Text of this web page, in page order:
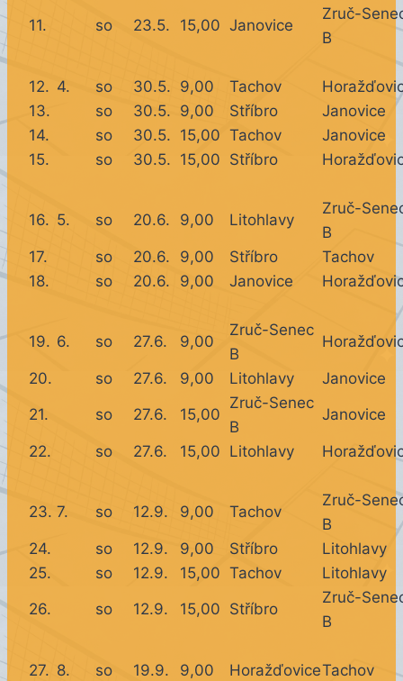
11.
so 23.5. 15,00 Janovice
Zruč-
B
12. 4. so 30.5. 9,00 Tachov
13.
so 30.5. 9,00 Stříbro
Janovice
14.
so 30.5. 15,00 Tachov
Janovice
15.
so 30.5. 15,00 Stříbro
16. 5. so 20.6. 9,00 Litohlavy
Zruč-
B
17.
so 20.6. 9,00 Stříbro
Tachov
18.
so 20.6. 9,00 Janovice
19. 6. so 27.6. 9,00
Zruč-Senec
B
20. so 27.6. 9,00 Litohlavy
Janovice
21.
so 27.6. 15,00
Zruč-Senec
B
Janovice
22. so 27.6. 15,00 Litohlavy
23. 7. so 12.9. 9,00 Tachov
Zruč-
B
24.
so 12.9. 9,00 Stříbro
Litohlavy
25.
so 12.9. 15,00 Tachov
Litohlavy
26.
so 12.9. 15,00 Stříbro
Zruč-
B
27. 8. so 19.9. 9,00 HoražďoviceTachov